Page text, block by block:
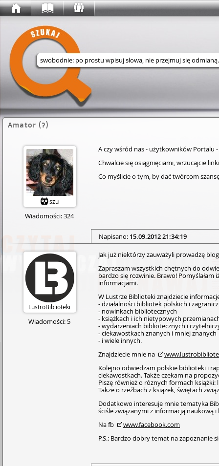
Wyszukaj w serwisie
Amator (?)
szu
Wiadomości: 324
A czy wśród nas - użytkowników Portalu
Chwalcie się osiągnięciami, wrzucajcie
Co myślicie o tym, by dać twórcom
Napisano: 15.09.2012 21:34:19
LustroBiblioteki
Wiadomości: 5
Jak już niektórzy zauważyli prowadzę
Zapraszam wszystkich chętnych do
bardzo się rozwinie. Brawo!
informacjami.
W Lustrze Biblioteki znajdziecie
- działalności bibliotek polskich i
- nowinkach bibliotecznych
- książkach i ich nietypowych
- wydarzeniach bibliotecznych i
- ciekawostkach znanych i mniej znanych
- i wiele innych.
Znajdziecie mnie na
Kolejno odwiedzam polskie biblioteki i
ciekawostkach. Także czekam na
Piszę również o róznych formach
Także o rzeźbach z książek, świętach
Dodatkowo interesuje mnie tematyka
ściśle związanymi z informacją naukową
Na fb
www.facebook.com
P.S.: Bardzo dobry temat na zapoznanie